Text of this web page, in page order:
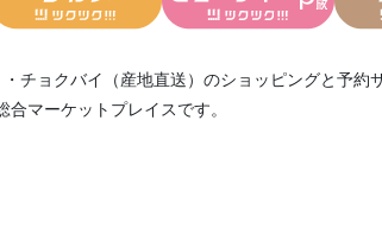
・ チョクバイ（産地直送） のショッピングと予約
合マーケットプレイスです。